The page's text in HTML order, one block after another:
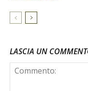
LASCIA UN